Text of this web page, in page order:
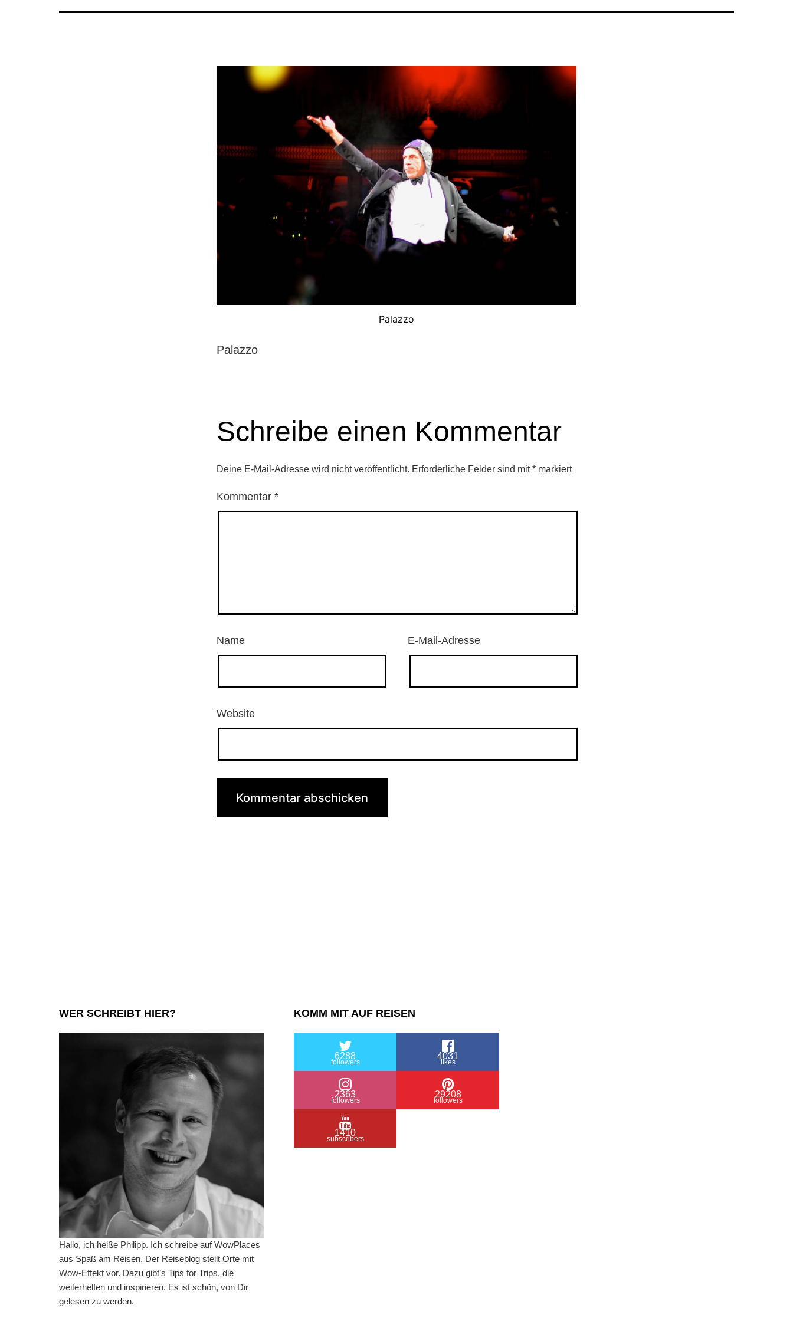
Palazzo
Palazzo
Schreibe einen Kommentar
Deine E-Mail-Adresse wird nicht veröffentlicht. Erforderliche Felder sind mit* markiert
Kommentar *
Name E-Mail-Adresse
Website
WER SCHREIBT HIER?
Hallo, ich heiße Philipp. Ich schreibe auf WowPlaces
aus Spaß am Reisen. Der Reiseblog stellt Orte mit
Wow-Effekt vor. Dazu gibt’s Tips for Trips, die
weiterhelfen und inspirieren. Es ist schön, von Dir
gelesen zu werden.
KOMM MIT AUF REISEN
6288
followers
4031
likes
2363
followers
29208
followers
1410
subscribers